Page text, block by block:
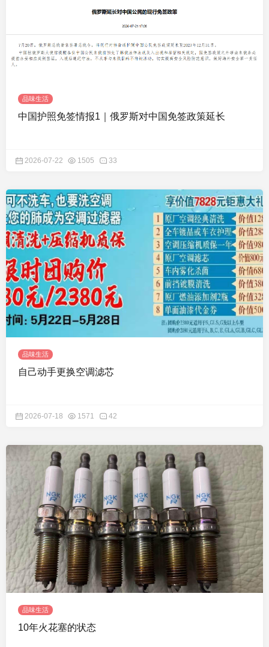
品味生活
中国护照免签情报1｜俄罗斯对中国免签政策延长
2026-07-22 1505 33
品味生活
自己动手更换空调滤芯
2026-07-18 1571 42
品味生活
10年火花塞的状态